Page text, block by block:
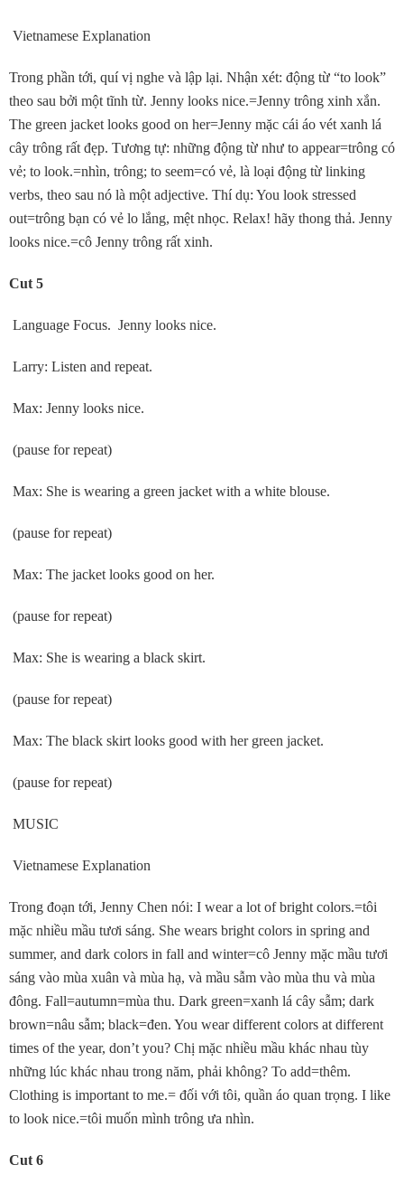
Vietnamese Explanation
Trong phần tới, quí vị nghe và lập lại. Nhận xét: động từ “to look”
theo sau bởi một tĩnh từ. Jenny looks nice.=Jenny trông xinh xắn.
The green jacket looks good on her=Jenny mặc cái áo vét xanh lá
cây trông rất đẹp. Tương tự: những động từ như to appear=trông có
vẻ; to look.=nhìn, trông; to seem=có vẻ, là loại động từ linking
verbs, theo sau nó là một adjective. Thí dụ: You look stressed
out=trông bạn có vẻ lo lắng, mệt nhọc. Relax! hãy thong thả. Jenny
looks nice.=cô Jenny trông rất xinh.
Cut 5
Language Focus. Jenny looks nice.
Larry: Listen and repeat.
Max: Jenny looks nice.
(pause for repeat)
Max: She is wearing a green jacket with a white blouse.
(pause for repeat)
Max: The jacket looks good on her.
(pause for repeat)
Max: She is wearing a black skirt.
(pause for repeat)
Max: The black skirt looks good with her green jacket.
(pause for repeat)
MUSIC
Vietnamese Explanation
Trong đoạn tới, Jenny Chen nói: I wear a lot of bright colors.=tôi
mặc nhiều mầu tươi sáng. She wears bright colors in spring and
summer, and dark colors in fall and winter=cô Jenny mặc mầu tươi
sáng vào mùa xuân và mùa hạ, và mầu sẫm vào mùa thu và mùa
đông. Fall=autumn=mùa thu. Dark green=xanh lá cây sẫm; dark
brown=nâu sẫm; black=đen. You wear different colors at different
times of the year, don’t you? Chị mặc nhiều mầu khác nhau tùy
những lúc khác nhau trong năm, phải không? To add=thêm.
Clothing is important to me.= đối với tôi, quần áo quan trọng. I like
to look nice.=tôi muốn mình trông ưa nhìn.
Cut 6